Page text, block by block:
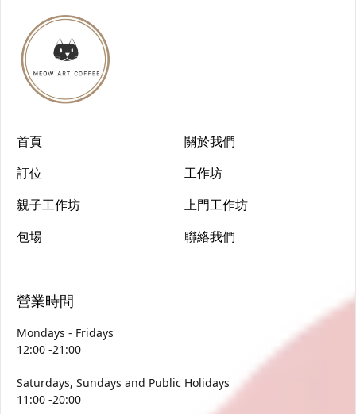
首頁
關於我們
訂位
工作坊
親子工作坊
上門工作坊
包場
聯絡我們
營業時間
Mondays - Fridays
12:00 -21:00
Saturdays, Sundays and Public Holidays
11:00 -20:00